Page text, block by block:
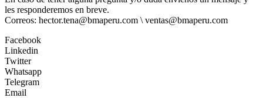
les responderemos en breve.
Correos: hector.tena@bmaperu.com \ ventas@bmaperu.com
Facebook
Linkedin
Twitter
Whatsapp
Telegram
Email